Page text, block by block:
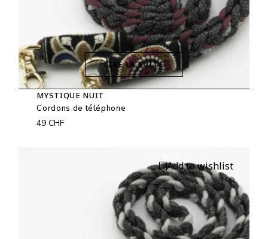
LIRE LA SUITE
MYSTIQUE NUIT
Cordons de téléphone
49CHF
Add to wishlist